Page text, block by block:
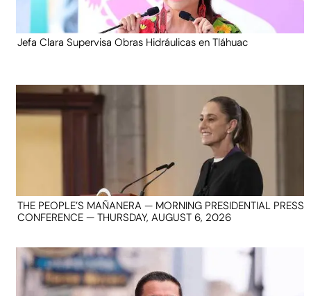
Jefa Clara Supervisa Obras Hidráulicas en Tláhuac
THE PEOPLE’S MAÑANERA — MORNING PRESIDENTIAL PRESS
CONFERENCE — THURSDAY, AUGUST 6, 2026